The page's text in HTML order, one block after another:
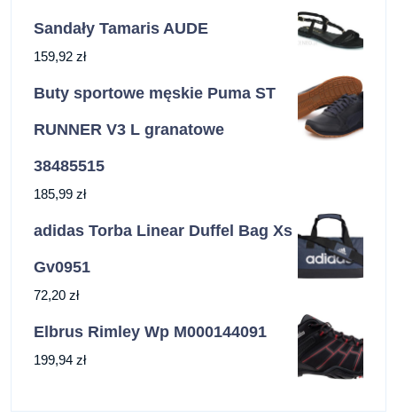
Sandały Tamaris AUDE
159,92 zł
Buty sportowe męskie Puma ST
RUNNER V3 L granatowe
38485515
185,99 zł
adidas Torba Linear Duffel Bag Xs
Gv0951
72,20 zł
Elbrus Rimley Wp M000144091
199,94 zł